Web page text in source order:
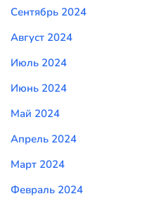
Сентябрь 2024
Август 2024
Июль 2024
Июнь 2024
Май 2024
Апрель 2024
Март 2024
Февраль 2024